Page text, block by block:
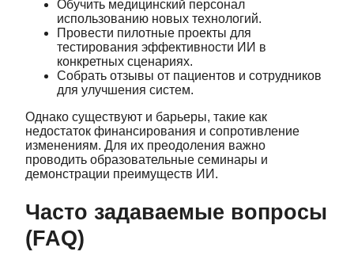
Обучить медицинский персонал
использованию новых технологий.
Провести пилотные проекты для
тестирования эффективности ИИ в
конкретных сценариях.
Собрать отзывы от пациентов и сотрудников
для улучшения систем.
Однако существуют и барьеры, такие как
недостаток финансирования и сопротивление
изменениям. Для их преодоления важно
проводить образовательные семинары и
демонстрации преимуществ ИИ.
Часто задаваемые вопросы
(FAQ)